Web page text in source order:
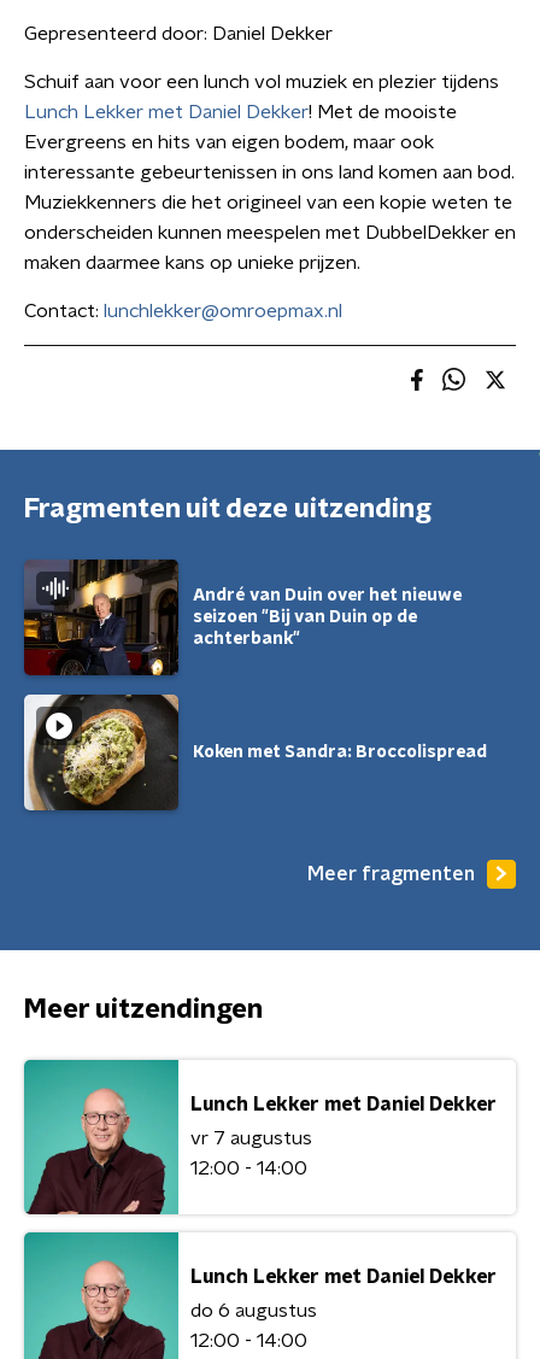
Gepresenteerd door: Daniel Dekker
Schuif aan voor een lunch vol muziek en plezier tijdens
Lunch Lekker met Daniel Dekker! Met de mooiste
Evergreens en hits van eigen bodem, maar ook
interessante gebeurtenissen in ons land komen aan bod.
Muziekkenners die het origineel van een kopie weten te
onderscheiden kunnen meespelen met DubbelDekker en
maken daarmee kans op unieke prijzen.
Contact: lunchlekker@omroepmax.nl
Fragmenten uit deze uitzending
André van Duin over het nieuwe
seizoen "Bij van Duin op de
achterbank"
Koken met Sandra: Broccolispread
Meer fragmenten
Meer uitzendingen
Lunch Lekker met Daniel Dekker
vr 7 augustus
12:00 - 14:00
Lunch Lekker met Daniel Dekker
do 6 augustus
12:00 - 14:00